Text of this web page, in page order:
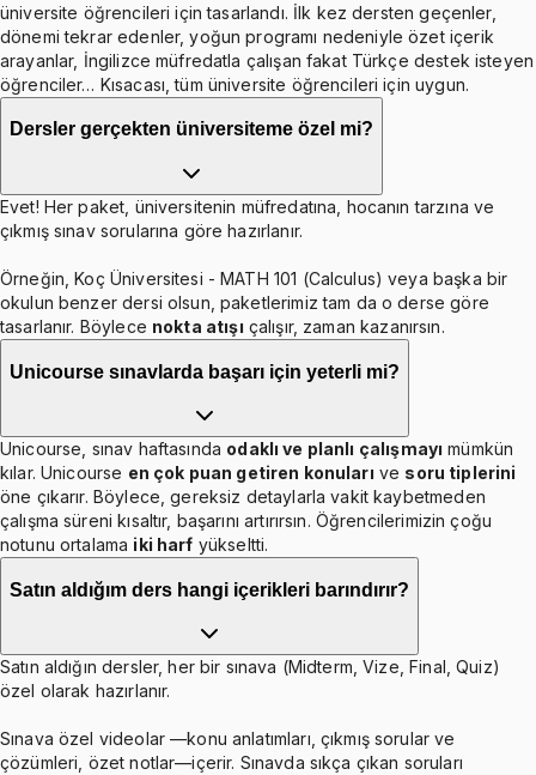
üniversite öğrencileri için tasarlandı. İlk kez dersten geçenler,
dönemi tekrar edenler, yoğun programı nedeniyle özet içerik
arayanlar, İngilizce müfredatla çalışan fakat Türkçe destek isteyen
öğrenciler… Kısacası, tüm üniversite öğrencileri için uygun.
Dersler gerçekten üniversiteme özel mi?
Evet! Her paket, üniversitenin müfredatına, hocanın tarzına ve
çıkmış sınav sorularına göre hazırlanır.
Örneğin, Koç Üniversitesi - MATH 101 (Calculus) veya başka bir
okulun benzer dersi olsun, paketlerimiz tam da o derse göre
tasarlanır. Böylece nokta atışı çalışır, zaman kazanırsın.
Unicourse sınavlarda başarı için yeterli mi?
Unicourse, sınav haftasında odaklı ve planlı çalışmayı mümkün
kılar. Unicourse en çok puan getiren konuları ve soru tiplerini
öne çıkarır. Böylece, gereksiz detaylarla vakit kaybetmeden
çalışma süreni kısaltır, başarını artırırsın. Öğrencilerimizin çoğu
notunu ortalama iki harf yükseltti.
Satın aldığım ders hangi içerikleri barındırır?
Satın aldığın dersler, her bir sınava (Midterm, Vize, Final, Quiz)
özel olarak hazırlanır.
Sınava özel videolar —konu anlatımları, çıkmış sorular ve
çözümleri, özet notlar—içerir. Sınavda sıkça çıkan soruları